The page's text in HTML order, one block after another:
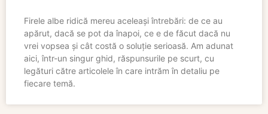
Firele albe ridică mereu aceleași întrebări: de ce au
apărut, dacă se pot da înapoi, ce e de făcut dacă nu
vrei vopsea și cât costă o soluție serioasă. Am adunat
aici, într-un singur ghid, răspunsurile pe scurt, cu
legături către articolele în care intrăm în detaliu pe
fiecare temă.